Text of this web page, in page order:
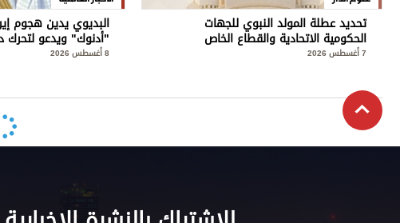
تحديد عطلة المولد النبوي للجهات
الحكومية الاتحادية والقطاع الخاص
7 أغسطس 2026
البديوي يدين هجوم
"أدنوك" ويدعو لتحرك
8 أغسطس 2026